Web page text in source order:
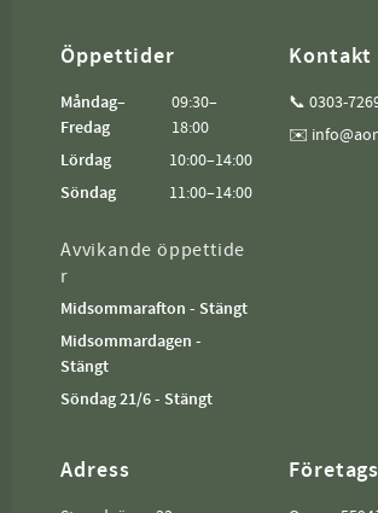
Öppettider
Måndag–
Fredag
09:30–
18:00
Lördag
10:00–14:00
Söndag
11:00–14:00
Avvikande öppettide
r
Midsommarafton - Stängt
Midsommardagen -
Stängt
Söndag 21/6 - Stängt
Kontakt
📞 0303-
✉️
Adress